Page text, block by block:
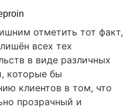
отметить тот факт,
всех тех
в виде различных
которые бы
клиентов в том, что
прозрачный и